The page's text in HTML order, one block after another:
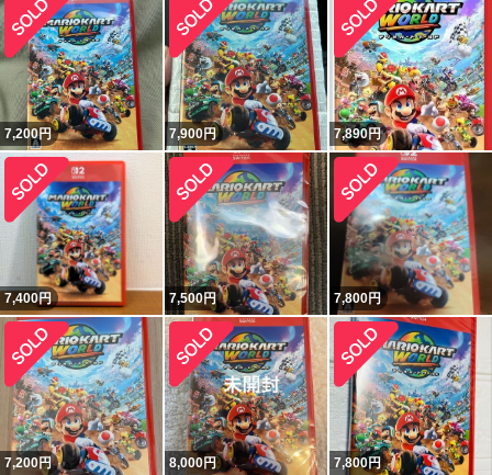
7,200円 7,900円 7,890円
7,400円 7,500円 7,800円
7,200円 8,000円 7,800円